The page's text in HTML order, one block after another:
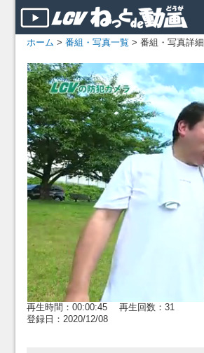
ホーム > 番組・写真一覧 > 番組・写真詳細
再生時間：00:00:45 再生回数：31
登録日：2020/12/08